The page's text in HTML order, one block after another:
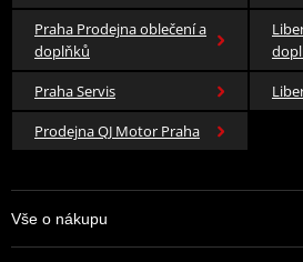
Praha Prodejna oblečení a
doplňků
Praha Servis
Prodejna QJ Motor Praha
Vše o nákupu